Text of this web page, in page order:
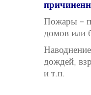
Пожары –
домов или
дождей,
и т.п.